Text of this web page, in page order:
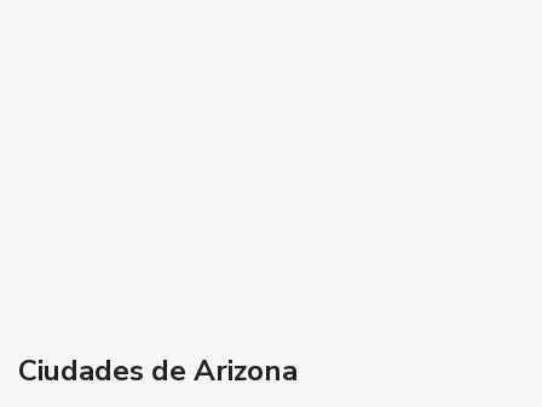
Ciudades de Arizona